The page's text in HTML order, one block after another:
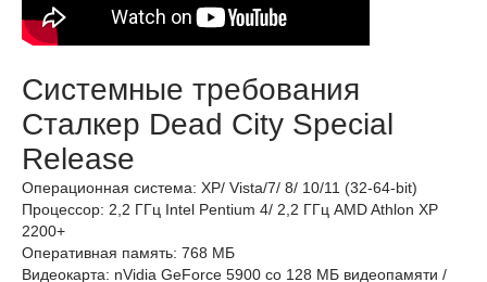
Системные требования
Сталкер Dead City Special
Release
Операционная система: XP/ Vista/7/ 8/ 10/11 (32-64-bit)
Процессор: 2,2 ГГц Intel Pentium 4/ 2,2 ГГц AMD Athlon XP
2200+
Оперативная память: 768 МБ
Видеокарта: nVidia GeForce 5900 со 128 МБ видеопамяти /